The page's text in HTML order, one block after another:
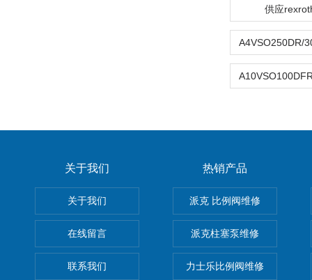
供应
关于我们
关于我们
在线留言
联系我们
热销产品
派克 比例阀维修
派克柱塞泵维修
力士乐比例阀维修